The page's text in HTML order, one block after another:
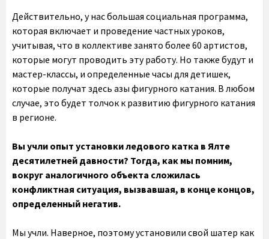
Действительно, у нас большая социальная программа,
которая включает и проведение частных уроков,
учитывая, что в коллективе занято более 60 артистов,
которые могут проводить эту работу. Но также будут и
мастер-классы, и определенные часы для детишек,
которые получат здесь азы фигурного катания. В любом
случае, это будет толчок к развитию фигурного катания
в регионе.
Вы учли опыт установки ледового катка в Ялте
десятилетней давности? Тогда, как мы помним,
вокруг аналогичного объекта сложилась
конфликтная ситуация, вызвавшая, в конце концов,
определенный негатив.
Мы учли. Наверное, поэтому установили свой шатер как